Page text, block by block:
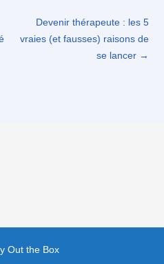
Devenir thérapeute : les 5
vraies (et fausses) raisons de
se lancer →
Out the Box